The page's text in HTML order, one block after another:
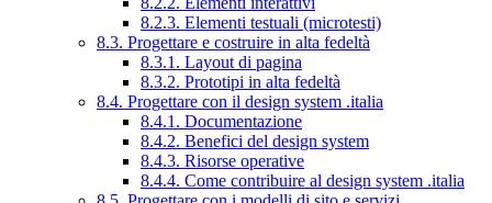
8.2.3. Elementi testuali (microtesti)
8.3. Progettare e costruire in alta fedeltà
8.3.1. Layout di pagina
8.3.2. Prototipi in alta fedeltà
8.4. Progettare con il design system .italia
8.4.1. Documentazione
8.4.2. Benefici del design system
8.4.3. Risorse operative
8.4.4. Come contribuire al design system .italia